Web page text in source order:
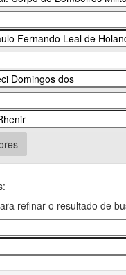
refinar o resultado de